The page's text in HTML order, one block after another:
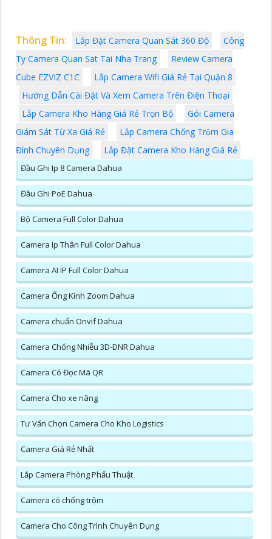
Thông Tin: Lắp Đặt Camera Quan Sát 360 Độ
Công
Ty Camera Quan Sat Tai Nha Trang
Review Camera
Cube EZVIZ C1C
Lắp Camera Wifi Giá Rẻ Tại Quận 8
Hướng Dẫn Cài Đặt Và Xem Camera Trên Điện Thoại
Lắp Camera Kho Hàng Giá Rẻ Trọn Bộ
Gói Camera
Giám Sát Từ Xa Giá Rẻ
Lắp Camera Chống Trộm Gia
Đình Chuyên Dụng
Lắp Đặt Camera Kho Hàng Giá Rẻ
Đầu Ghi Ip 8 Camera Dahua
Đầu Ghi PoE Dahua
Bộ Camera Full Color Dahua
Camera Ip Thân Full Color Dahua
Camera AI IP Full Color Dahua
Camera Ống Kính Zoom Dahua
Camera chuẩn Onvif Dahua
Camera Chống Nhiễu 3D-DNR Dahua
Camera Có Đọc Mã QR
Camera Cho xe nâng
Tư Vấn Chọn Camera Cho Kho Logistics
Camera Giá Rẻ Nhất
Lắp Camera Phòng Phẩu Thuật
Camera có chống trộm
Camera Cho Công Trình Chuyên Dụng